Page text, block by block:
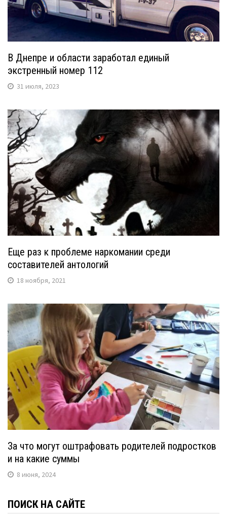
В Днепре и области заработал единый
экстренный номер 112
31 июля, 2023
Еще раз к проблеме наркомании среди
составителей антологий
18 ноября, 2021
За что могут оштрафовать родителей подростков
и на какие суммы
8 июня, 2024
ПОИСК НА САЙТЕ